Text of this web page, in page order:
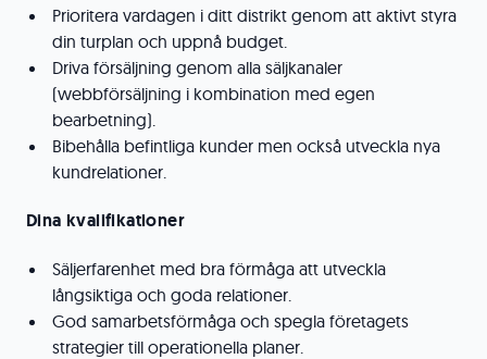
Prioritera vardagen i ditt distrikt genom att aktivt styra
din turplan och uppnå budget.
Driva försäljning genom alla säljkanaler
(webbförsäljning i kombination med egen
bearbetning).
Bibehålla befintliga kunder men också utveckla nya
kundrelationer.
Dina kvalifikationer
Säljerfarenhet med bra förmåga att utveckla
långsiktiga och goda relationer.
God samarbetsförmåga och spegla företagets
strategier till operationella planer.